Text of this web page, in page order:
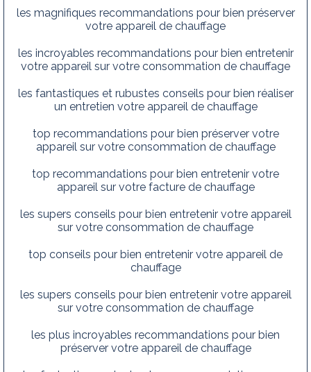
les magnifiques recommandations pour bien préserver
votre appareil de chauffage
les incroyables recommandations pour bien entretenir
votre appareil sur votre consommation de chauffage
les fantastiques et rubustes conseils pour bien réaliser
un entretien votre appareil de chauffage
top recommandations pour bien préserver votre
appareil sur votre consommation de chauffage
top recommandations pour bien entretenir votre
appareil sur votre facture de chauffage
les supers conseils pour bien entretenir votre appareil
sur votre consommation de chauffage
top conseils pour bien entretenir votre appareil de
chauffage
les supers conseils pour bien entretenir votre appareil
sur votre consommation de chauffage
les plus incroyables recommandations pour bien
préserver votre appareil de chauffage